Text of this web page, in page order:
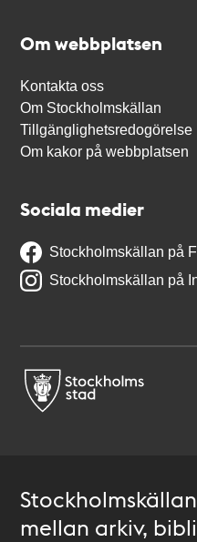
Om webbplatsen
Kontakta oss
Om Stockholmskällan
Tillgänglighetsredogörelse
Om kakor på webbplatsen
Sociala medier
Stockholmskällan på
Stockholmskällan på
mellan arkiv,